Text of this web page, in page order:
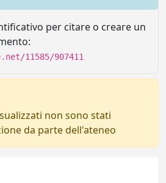
per citare o creare un
11585/907411
non sono stati
da parte dell'ateneo